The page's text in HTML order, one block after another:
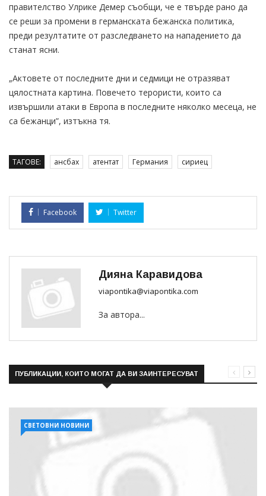
правителство Улрике Демер съобщи, че е твърде рано да
се реши за промени в германската бежанска политика,
преди резултатите от разследването на нападението да
станат ясни.
„Актовете от последните дни и седмици не отразяват
цялостната картина. Повечето терористи, които са
извършили атаки в Европа в последните няколко месеца, не
са бежанци”, изтъкна тя.
ТАГОВЕ: ансбах атентат Германия сириец
Facebook Twitter
Дияна Каравидова
viapontika@viapontika.com
За автора...
ПУБЛИКАЦИИ, КОИТО МОГАТ ДА ВИ ЗАИНТЕРЕСУВАТ
СВЕТОВНИ НОВИНИ